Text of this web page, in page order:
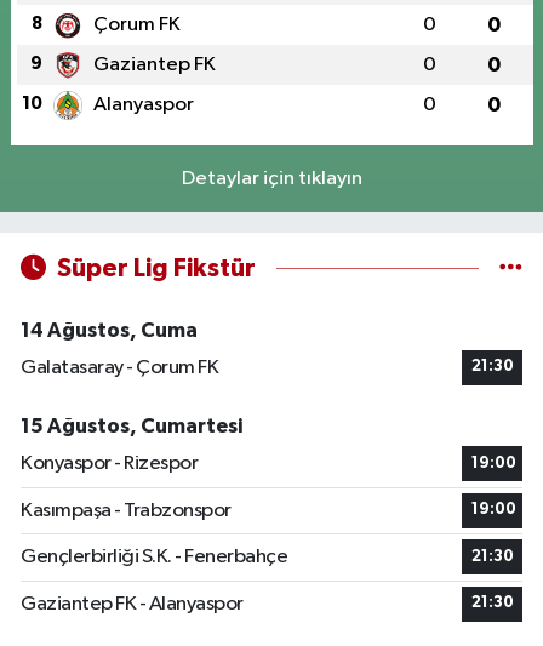
8 Çorum FK 0 0
9 Gaziantep FK 0 0
10 Alanyaspor 0 0
Detaylar için tıklayın
Süper Lig Fikstür
14 Ağustos, Cuma
Galatasaray - Çorum FK
21:30
15 Ağustos, Cumartesi
Konyaspor - Rizespor
19:00
Kasımpaşa - Trabzonspor 19:00
Gençlerbirliği S.K. - Fenerbahçe 21:30
Gaziantep FK - Alanyaspor 21:30